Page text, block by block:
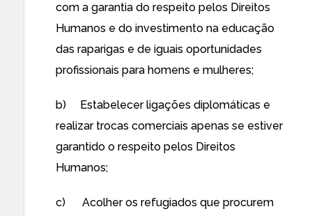
com a garantia do respeito pelos Direitos
Humanos e do investimento na educação
das raparigas e de iguais oportunidades
profissionais para homens e mulheres;
b) Estabelecer ligações diplomáticas e
realizar trocas comerciais apenas se estiver
garantido o respeito pelos Direitos
Humanos;
c) Acolher os refugiados que procurem